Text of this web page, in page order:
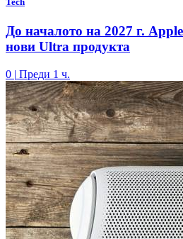
До началото на 2027 г.
нови Ultra продукта
0 | Преди 1 ч.